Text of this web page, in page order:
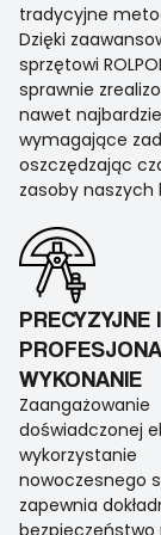
tradycyjne
Dzięki
sprzętowi
sprawnie
nawet
wymagające
oszczędzając
zasoby naszych
PRECYZYJNE I
WYKONANIE
Zaangażowanie
doświadczonej
wykorzystanie
nowoczesnego
zapewnia